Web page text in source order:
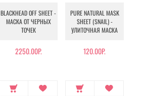
BLACKHEAD OFF SHEET -
МАСКА ОТ ЧЕРНЫХ
ТОЧЕК
2250.00Р.
PURE NATURAL MASK
SHEET (SNAIL) -
УЛИТОЧНАЯ МАСКА
120.00Р.